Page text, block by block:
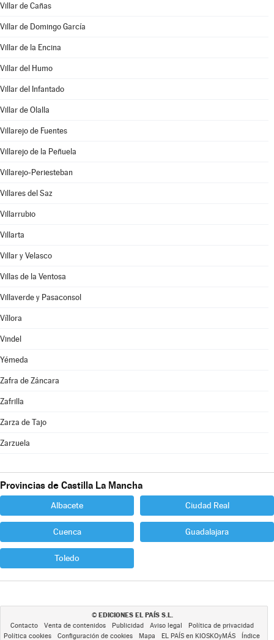
Villar de Cañas
Villar de Domingo García
Villar de la Encina
Villar del Humo
Villar del Infantado
Villar de Olalla
Villarejo de Fuentes
Villarejo de la Peñuela
Villarejo-Periesteban
Villares del Saz
Villarrubio
Villarta
Villar y Velasco
Villas de la Ventosa
Villaverde y Pasaconsol
Víllora
Vindel
Yémeda
Zafra de Záncara
Zafrilla
Zarza de Tajo
Zarzuela
Provincias de Castilla La Mancha
Albacete Ciudad Real
Cuenca Guadalajara
Toledo
© EDICIONES EL PAÍS S.L.
Contacto Venta de contenidos Publicidad Aviso legal
Política de privacidad
Política cookies
Configuración de cookies Mapa EL PAÍS en KIOSKOyMÁS Índice